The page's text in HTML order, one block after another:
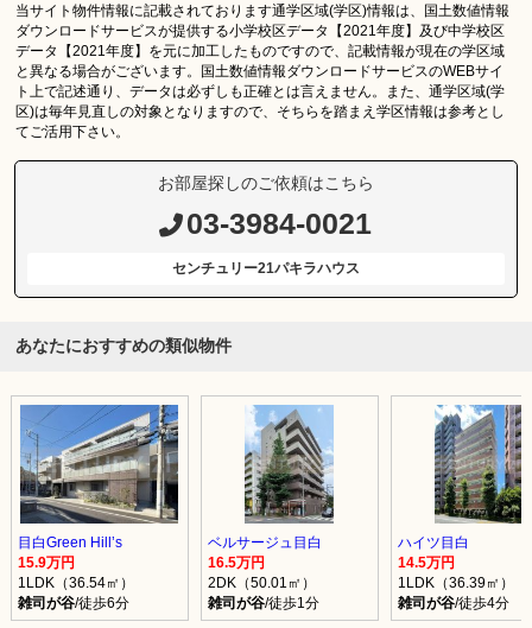
当サイト物件情報に記載されております通学区域(学区)情報は、国土数値情報
ダウンロードサービスが提供する小学校区データ【2021年度】及び中学校区
データ【2021年度】を元に加工したものですので、記載情報が現在の学区域
と異なる場合がございます。国土数値情報ダウンロードサービスのWEBサイ
ト上で記述通り、データは必ずしも正確とは言えません。また、通学区域(学
区)は毎年見直しの対象となりますので、そちらを踏まえ学区情報は参考とし
てご活用下さい。
お部屋探しのご依頼はこちら
03-3984-0021
センチュリー21パキラハウス
あなたにおすすめの類似物件
目白Green Hill’s
15.9万円
1LDK（36.54㎡）
雑司が谷/徒歩6分
ベルサージュ目白
16.5万円
2DK（50.01㎡）
雑司が谷/徒歩1分
ハイツ目白
14.5万円
1LDK（36.39㎡）
雑司が谷/徒歩4分